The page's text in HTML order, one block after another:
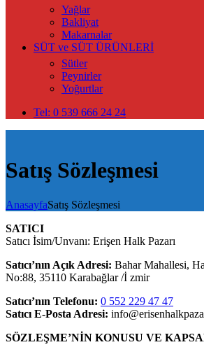
Yağlar
Bakliyat
Makarnalar
SÜT ve SÜT ÜRÜNLERİ
Sütler
Peynirler
Yoğurtlar
Tel: 0 539 666 24 24
Satış Sözleşmesi
AnasayfaSatış Sözleşmesi
SATICI
Satıcı İsim/Unvanı: Erişen Halk Pazarı
Satıcı’nın Açık Adresi: Bahar Mahallesi,
No:88, 35110 Karabağlar /İ zmir
Satıcı’nın Telefonu: 0 552 229 47 47
Satıcı E-Posta Adresi:
SÖZLEŞME’NİN KONUSU VE